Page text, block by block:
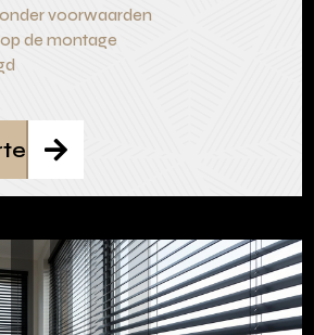
voorwaarden
de montage
